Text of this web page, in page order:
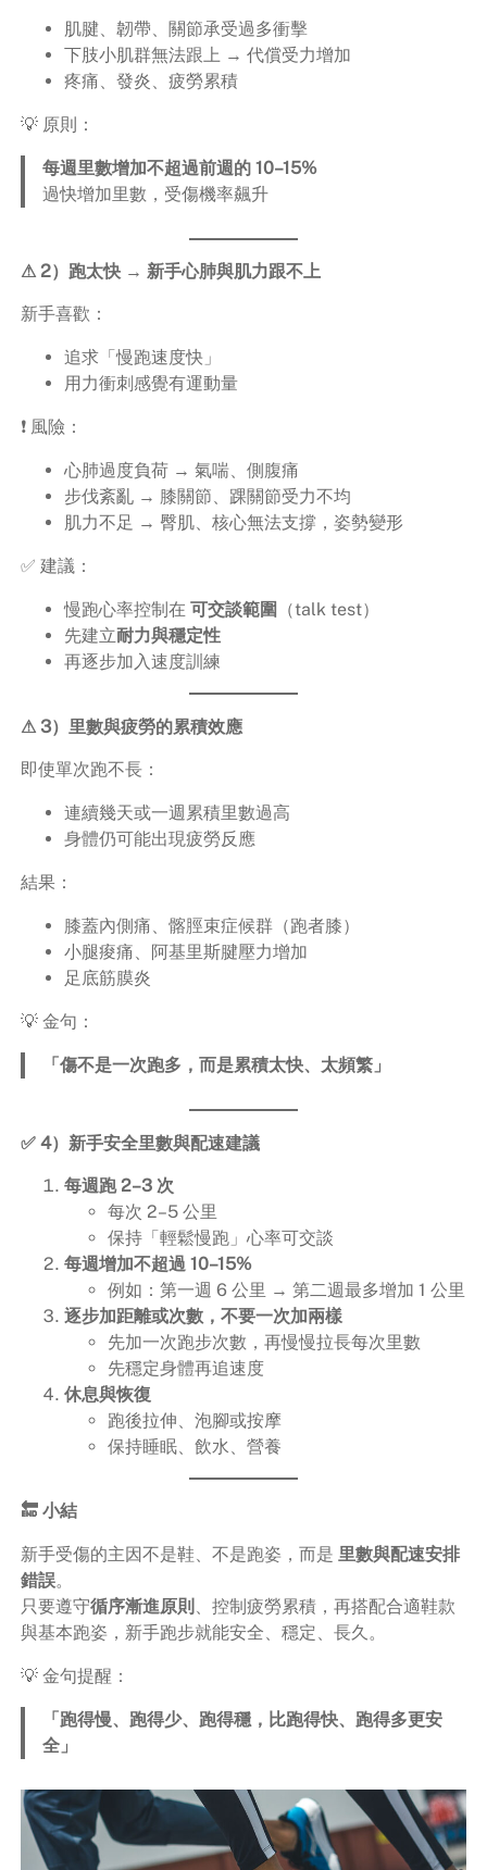
肌腱、韌帶、關節承受過多衝擊
下肢小肌群無法跟上 → 代償受力增加
疼痛、發炎、疲勞累積
💡 原則：
每週里數增加不超過前週的 10–15%
過快增加里數，受傷機率飆升
⚠ 2）跑太快 → 新手心肺與肌力跟不上
新手喜歡：
追求「慢跑速度快」
用力衝刺感覺有運動量
❗ 風險：
心肺過度負荷 → 氣喘、側腹痛
步伐紊亂 → 膝關節、踝關節受力不均
肌力不足 → 臀肌、核心無法支撐，姿勢變形
✅ 建議：
慢跑心率控制在 可交談範圍 （talk test）
先建立耐力與穩定性
再逐步加入速度訓練
⚠ 3）里數與疲勞的累積效應
即使單次跑不長：
連續幾天或一週累積里數過高
身體仍可能出現疲勞反應
結果：
膝蓋內側痛、髂脛束症候群（跑者膝）
小腿痠痛、阿基里斯腱壓力增加
足底筋膜炎
💡 金句：
「傷不是一次跑多，而是累積太快、太頻繁」
✅ 4）新手安全里數與配速建議
每週跑 2–3 次
每次 2–5 公里
保持「輕鬆慢跑」心率可交談
每週增加不超過 10–15%
例如：第一週 6 公里 → 第二週最多增加 1 公里
逐步加距離或次數，不要一次加兩樣
先加一次跑步次數，再慢慢拉長每次里數
先穩定身體再追速度
休息與恢復
跑後拉伸、泡腳或按摩
保持睡眠、飲水、營養
🔚 小結
新手受傷的主因不是鞋、不是跑姿，而是 里數與配速安排
錯誤。
只要遵守循序漸進原則
、控制疲勞累積，再搭配合適鞋款
與基本跑姿，新手跑步就能安全、穩定、長久。
💡 金句提醒：
「跑得慢、跑得少、跑得穩，比跑得快、跑得多更安
全」